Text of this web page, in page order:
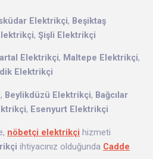
Elektrikçi, Beşiktaş
, Şişli Elektrikçi
Elektrikçi, Maltepe Elektrikçi,
Elektrikçi
, Beylikdüzü Elektrikçi, Bağcılar
, Esenyurt Elektrikçi
nöbetçi elektrikçi hizmeti
ihtiyacınız olduğunda Cadde